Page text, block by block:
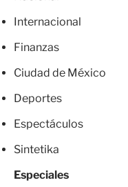
Internacional
Finanzas
Ciudad de México
Deportes
Espectáculos
Sintetika
Especiales